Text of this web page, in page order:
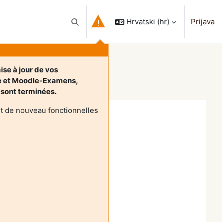
Toggle search input
à jour de vos
Moodle-Examens,
terminées.
de nouveau fonctionnelles
Hrvatski ‎(hr)‎ Prijava